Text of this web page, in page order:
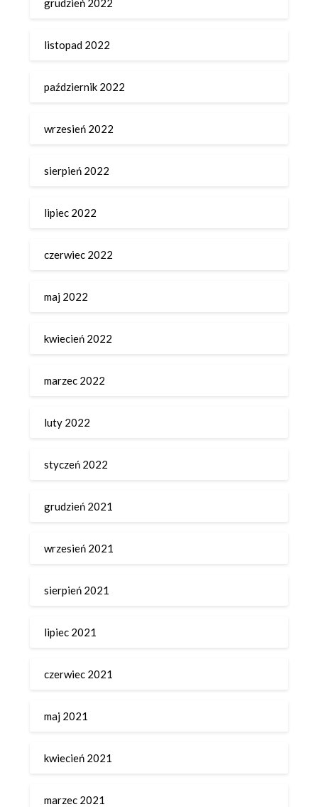
grudzień 2022
listopad 2022
październik 2022
wrzesień 2022
sierpień 2022
lipiec 2022
czerwiec 2022
maj 2022
kwiecień 2022
marzec 2022
luty 2022
styczeń 2022
grudzień 2021
wrzesień 2021
sierpień 2021
lipiec 2021
czerwiec 2021
maj 2021
kwiecień 2021
marzec 2021